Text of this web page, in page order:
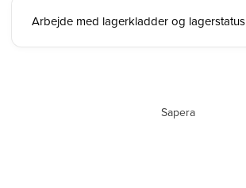
Arbejde med lagerkladder og lagerstatus
Sapera